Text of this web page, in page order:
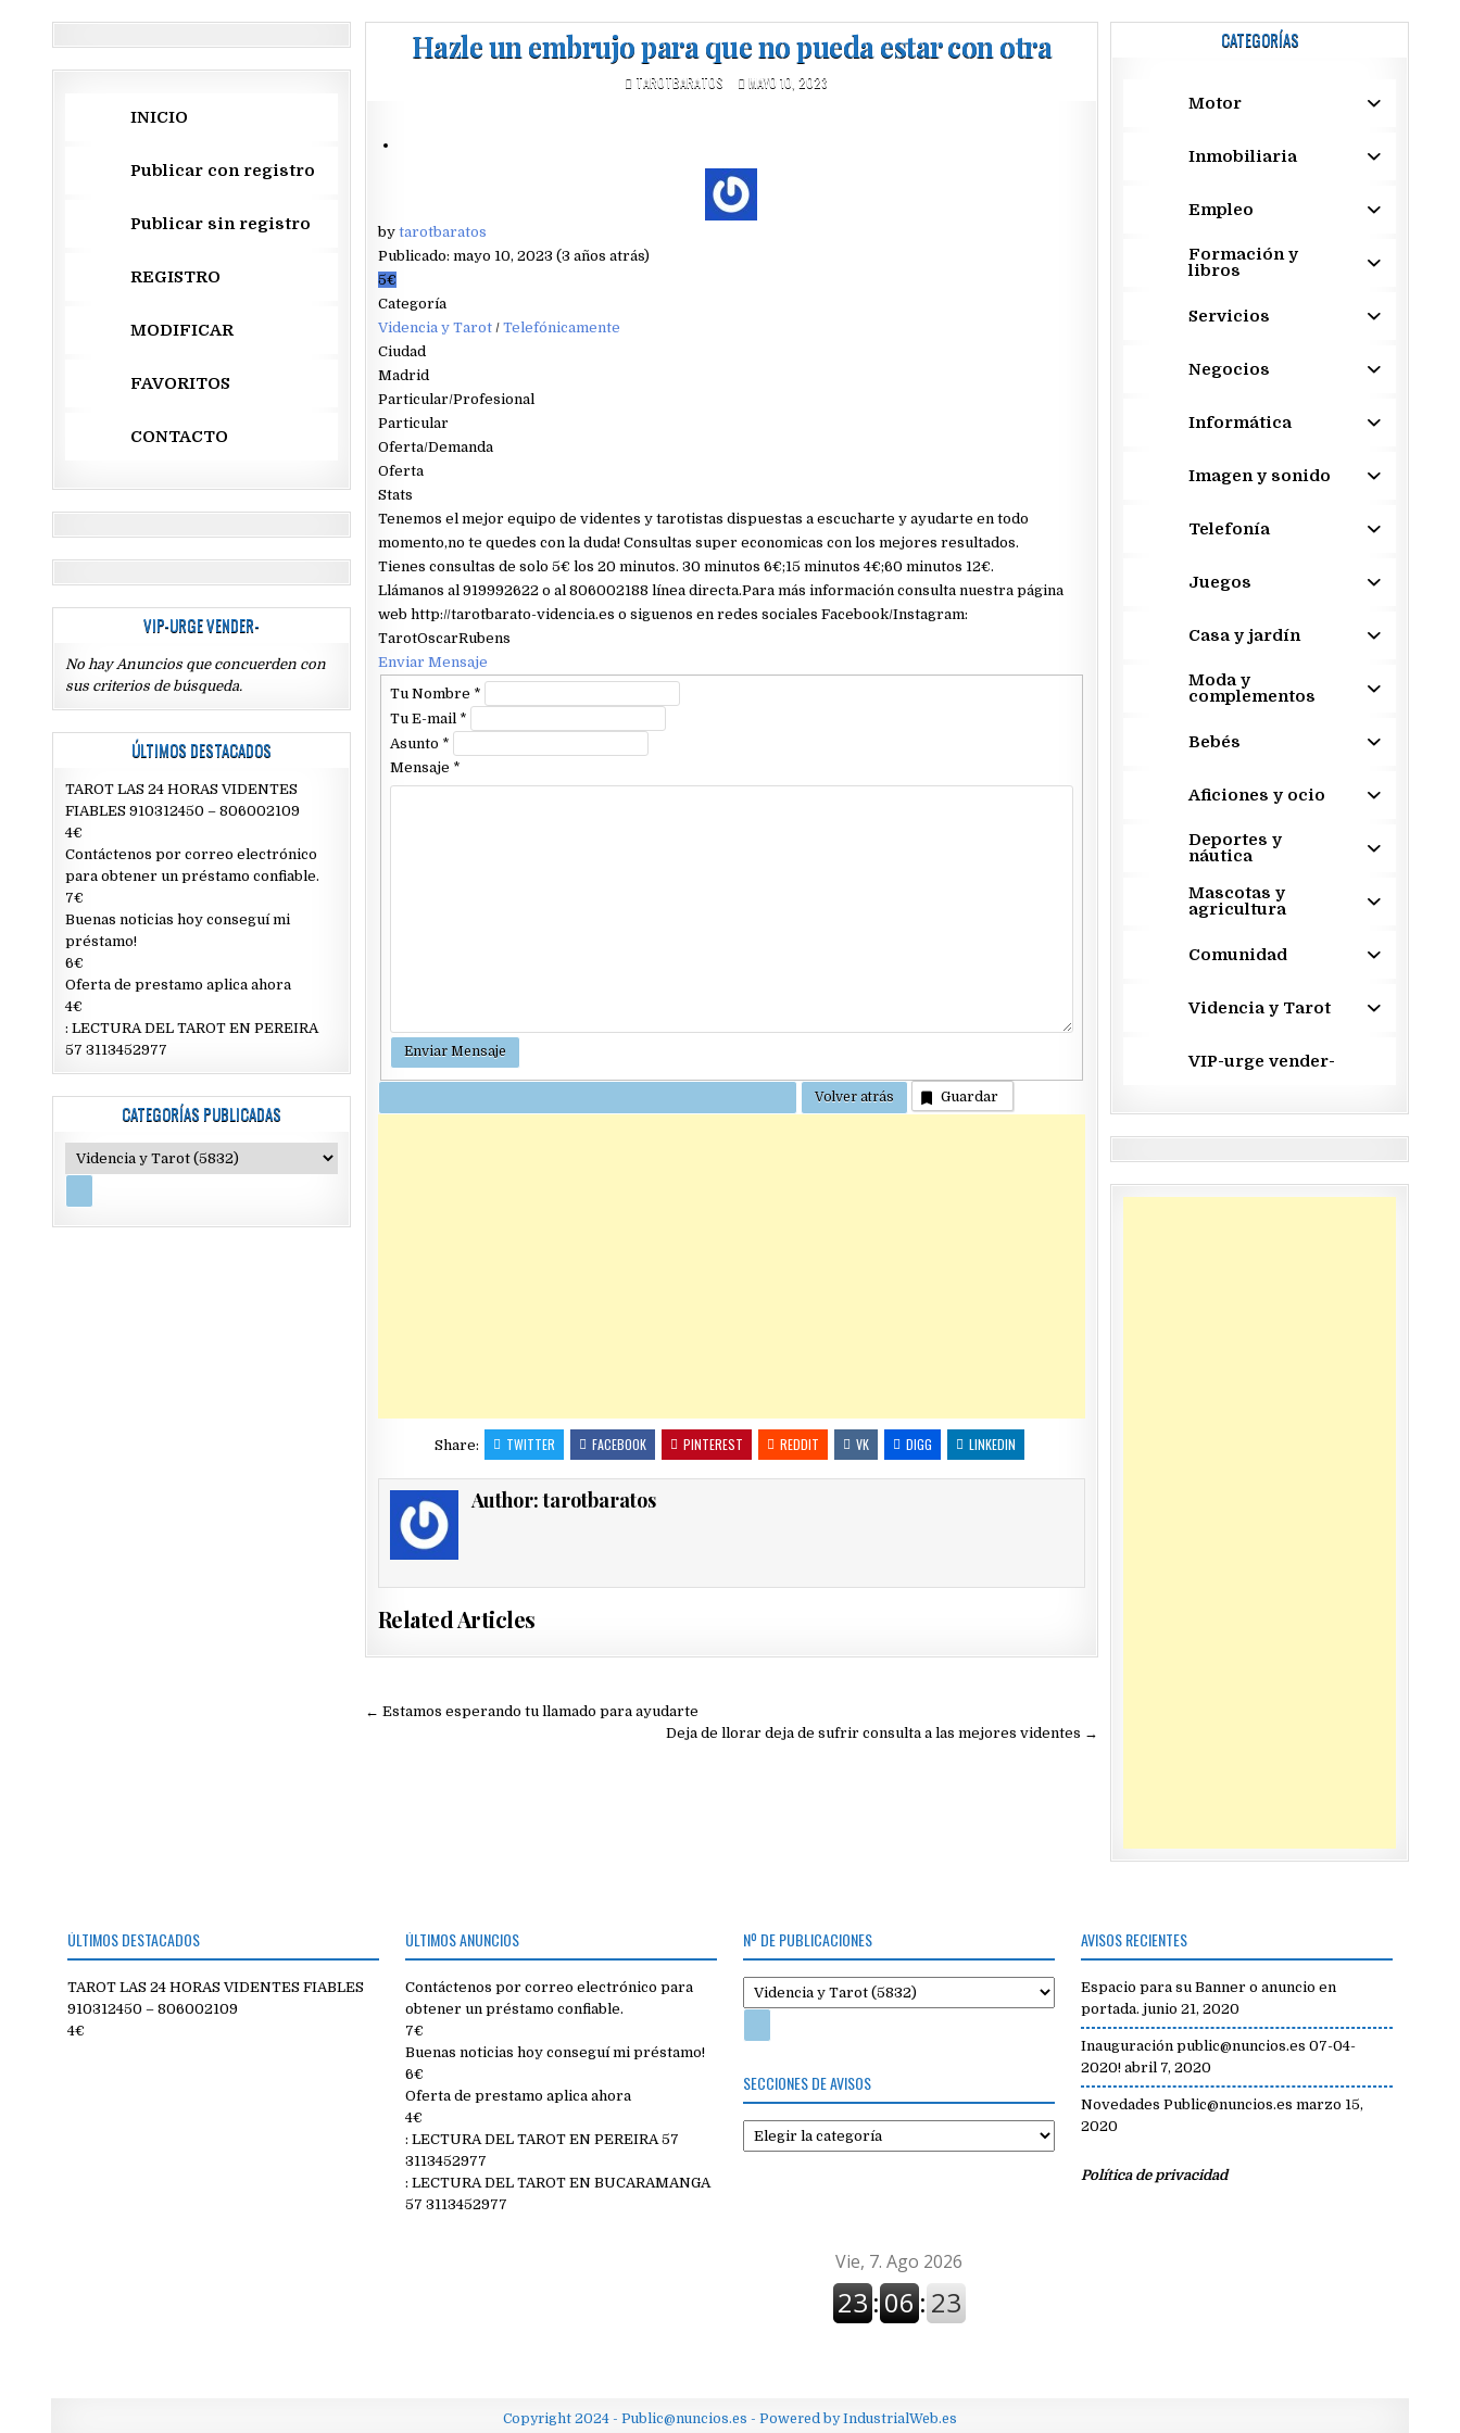
Hazle un embrujo para que no pueda estar con otra
TAROTBARATOS MAYO 10, 2023
by tarotbaratos
Publicado: mayo 10, 2023 (3 años atrás)
5€
Categoría
Videncia y Tarot/ Telefónicamente
Ciudad
Madrid
Particular/Profesional
Particular
Oferta/Demanda
Oferta
Stats
Tenemos el mejor equipo de videntes y tarotistas dispuestas a escucharte y ayudarte en todo
momento,no te quedes con la duda! Consultas super economicas con los mejores resultados.
Tienes consultas de solo 5€ los 20 minutos. 30 minutos 6€;15 minutos 4€;60 minutos 12€.
Llámanos al 919992622 o al 806002188 línea directa.Para más información consulta nuestra página
web http://tarotbarato-videncia.es o siguenos en redes sociales Facebook/Instagram:
TarotOscarRubens
Enviar Mensaje
Tu Nombre *
Tu E-mail *
Asunto *
Mensaje *
Guardar
Share: TWITTER FACEBOOK PINTEREST REDDIT VK DIGG LINKEDIN
Author:tarotbaratos
Related Articles
Navegación
← Estamos esperando tu llamado para ayudarte
Deja de llorar deja de sufrir consulta a las mejores videntes →
INICIO
Publicar con registro
Publicar sin registro
REGISTRO
MODIFICAR
FAVORITOS
CONTACTO
VIP-URGE VENDER-
No hay Anuncios que concuerden con
sus criterios de búsqueda.
ÚLTIMOS DESTACADOS
TAROT LAS 24 HORAS VIDENTES
FIABLES 910312450 – 806002109
4€
Contáctenos por correo electrónico
para obtener un préstamo confiable.
7€
Buenas noticias hoy conseguí mi
préstamo!
6€
Oferta de prestamo aplica ahora
4€
: LECTURA DEL TAROT EN PEREIRA
57 3113452977
CATEGORÍAS PUBLICADAS
CATEGORÍAS
Motor
Inmobiliaria
Empleo
Formación y
libros
Servicios
Negocios
Informática
Imagen y sonido
Telefonía
Juegos
Casa y jardín
Moda y
complementos
Bebés
Aficiones y ocio
Deportes y
náutica
Mascotas y
agricultura
Comunidad
Videncia y Tarot
VIP-urge vender-
ÚLTIMOS DESTACADOS
TAROT LAS 24 HORAS VIDENTES FIABLES
910312450 – 806002109
4€
ÚLTIMOS ANUNCIOS
Contáctenos por correo electrónico para
obtener un préstamo confiable.
7€
Buenas noticias hoy conseguí mi préstamo!
6€
Oferta de prestamo aplica ahora
4€
: LECTURA DEL TAROT EN PEREIRA 57
3113452977
: LECTURA DEL TAROT EN BUCARAMANGA
57 3113452977
Nº DE PUBLICACIONES
SECCIONES DE AVISOS
Secciones
de
AVISOS RECIENTES
Espacio para su Banner o anuncio en
portada. junio 21, 2020
Inauguración public@nuncios.es 07-04-
2020! abril 7, 2020
Novedades Public@nuncios.es marzo 15,
2020
Política de privacidad
Copyright 2024 - Public@nuncios.es - Powered by IndustrialWeb.es